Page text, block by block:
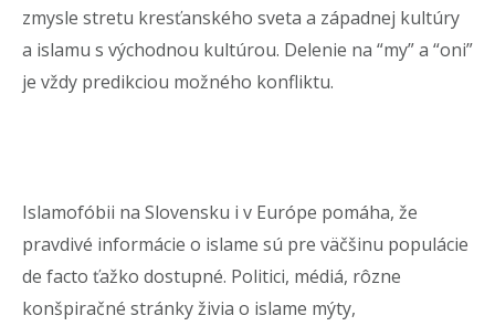
zmysle stretu kresťanského sveta a západnej kultúry
a islamu s východnou kultúrou. Delenie na “my” a “oni”
je vždy predikciou možného konfliktu.
Islamofóbii na Slovensku i v Európe pomáha, že
pravdivé informácie o islame sú pre väčšinu populácie
de facto ťažko dostupné. Politici, médiá, rôzne
konšpiračné stránky živia o islame mýty,